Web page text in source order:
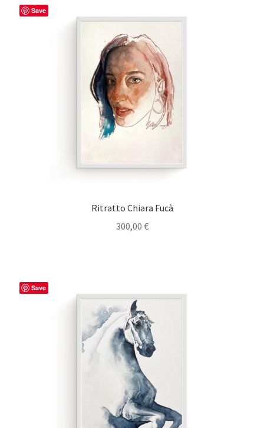
Save
Ritratto Chiara Fucà
300,00 €
Save